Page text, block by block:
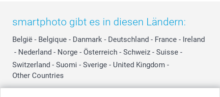
smartphoto gibt es in diesen Ländern:
België - Belgique - Danmark - Deutschland - France - Ireland
- Nederland - Norge - Österreich - Schweiz - Suisse -
Switzerland - Suomi - Sverige - United Kingdom -
Other Countries